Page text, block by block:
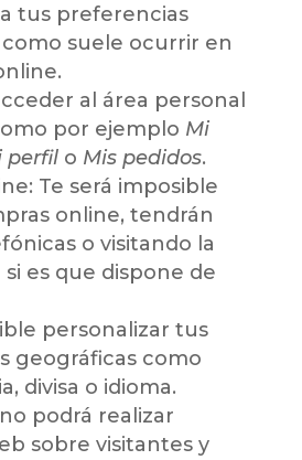
tus preferencias
suele ocurrir en
al área personal
por ejemplo Mi
perfilo Mis pedidos.
Te será imposible
online, tendrán
o visitando la
es que dispone de
personalizar tus
geográficas como
divisa o idioma.
podrá realizar
sobre visitantes y